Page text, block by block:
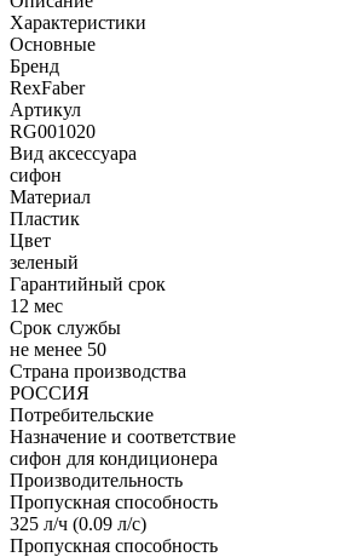
Характеристики
Основные
Бренд
RexFaber
Артикул
RG001020
Вид аксессуара
сифон
Материал
Пластик
Цвет
зеленый
Гарантийный срок
12 мес
Срок службы
не менее 50
Страна производства
РОССИЯ
Потребительские
Назначение и соответствие
сифон для кондиционера
Производительность
Пропускная способность
325 л/ч (0.09 л/с)
Пропускная способность